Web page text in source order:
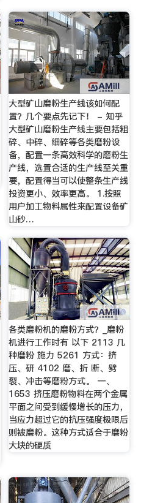
大型矿山磨粉生产线该如何配
置？几个要点先记下！ - 知乎
大型矿山磨粉生产线主要包括粗
碎、中碎、细碎等各类磨粉设
备，配置一条高效科学的磨粉生
产线，选置合适的生产线至关重
要，配置得当可以使整条生产线
投资更小、效率更高。 1.按照
用户加工物料属性来配置设备矿
山砂…
各类磨粉机的磨粉方式？_磨粉
机进行工作时有 以下 2113 几
种磨粉 施力 5261 方式：挤
压、研 4102 磨、折 断、劈
裂、冲击等磨粉方式。 一、
1653 挤压磨粉物料在两个金属
平面之间受到缓慢增长的压力，
当应力超过它的抗压强度极限后
则被磨粉。这种方式适合于磨粉
大块的硬质